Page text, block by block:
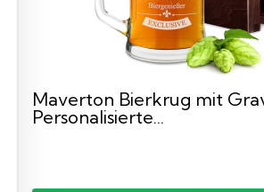
Maverton Bierkrug mit
Personalisierte...